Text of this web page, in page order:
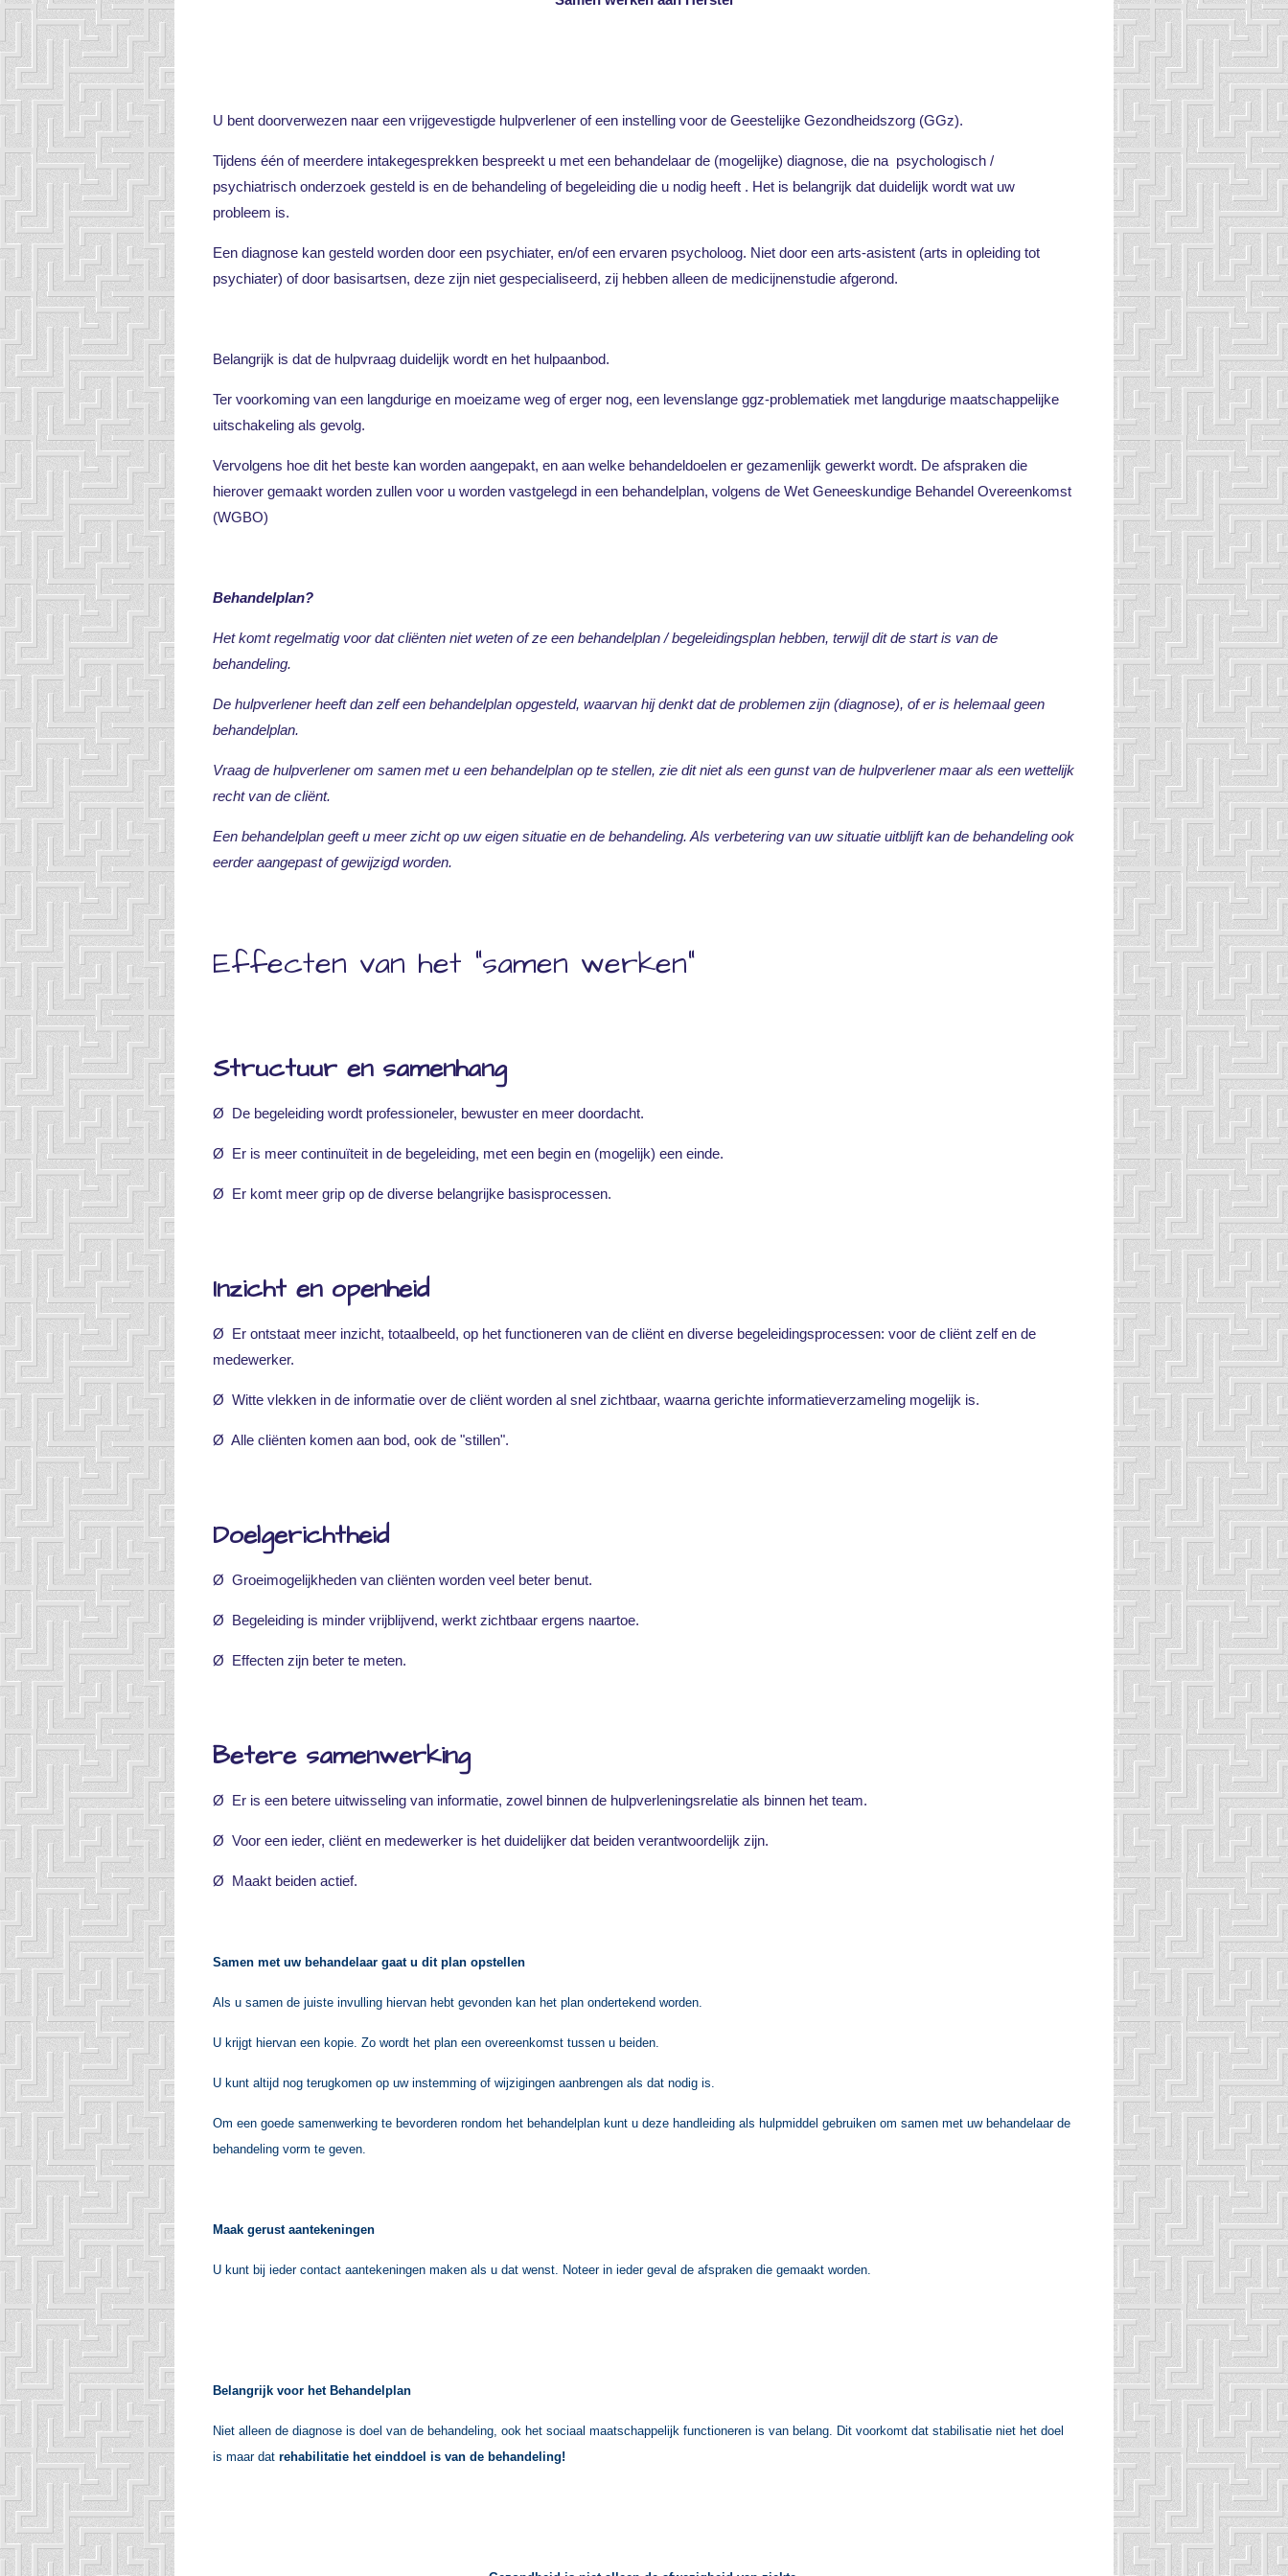
U bent doorverwezen naar een vrijgevestigde hulpverlener of een instelling voor de Geestelijke Gezondheidszorg (GGz).
Tijdens één of meerdere intakegesprekken bespreekt u met een behandelaar de (mogelijke) diagnose, die na psychologisch /
psychiatrisch onderzoek gesteld is en de behandeling of begeleiding die u nodig heeft . Het is belangrijk dat duidelijk wordt wat uw
probleem is.
Een diagnose kan gesteld worden door een psychiater, en/of een ervaren psycholoog. Niet door een arts-asistent (arts in opleiding tot
psychiater) of door basisartsen, deze zijn niet gespecialiseerd, zij hebben alleen de medicijnenstudie afgerond.
Belangrijk is dat de hulpvraag duidelijk wordt en het hulpaanbod.
Ter voorkoming van een langdurige en moeizame weg of erger nog, een levenslange ggz-problematiek met langdurige maatschappelijke
uitschakeling als gevolg.
Vervolgens hoe dit het beste kan worden aangepakt, en aan welke behandeldoelen er gezamenlijk gewerkt wordt. De afspraken die
hierover gemaakt worden zullen voor u worden vastgelegd in een behandelplan, volgens de Wet Geneeskundige Behandel Overeenkomst
(WGBO)
Behandelplan?
Het komt regelmatig voor dat cliënten niet weten of ze een behandelplan / begeleidingsplan hebben, terwijl dit de start is van de
behandeling.
De hulpverlener heeft dan zelf een behandelplan opgesteld, waarvan hij denkt dat de problemen zijn (diagnose), of er is helemaal geen
behandelplan.
Vraag de hulpverlener om samen met u een behandelplan op te stellen, zie dit niet als een gunst van de hulpverlener maar als een wettelijk
recht van de cliënt.
Een behandelplan geeft u meer zicht op uw eigen situatie en de behandeling. Als verbetering van uw situatie uitblijft kan de behandeling ook
eerder aangepast of gewijzigd worden.
Effecten van het "samen werken"
Structuur en samenhang
Ø De begeleiding wordt professioneler, bewuster en meer doordacht.
Ø Er is meer continuïteit in de begeleiding, met een begin en (mogelijk) een einde.
Ø Er komt meer grip op de diverse belangrijke basisprocessen.
Inzicht en openheid
Ø Er ontstaat meer inzicht, totaalbeeld, op het functioneren van de cliënt en diverse begeleidingsprocessen: voor de cliënt zelf en de
medewerker.
Ø Witte vlekken in de informatie over de cliënt worden al snel zichtbaar, waarna gerichte informatieverzameling mogelijk is.
Ø Alle cliënten komen aan bod, ook de "stillen".
Doelgerichtheid
Ø Groeimogelijkheden van cliënten worden veel beter benut.
Ø Begeleiding is minder vrijblijvend, werkt zichtbaar ergens naartoe.
Ø Effecten zijn beter te meten.
Betere samenwerking
Ø Er is een betere uitwisseling van informatie, zowel binnen de hulpverleningsrelatie als binnen het team.
Ø Voor een ieder, cliënt en medewerker is het duidelijker dat beiden verantwoordelijk zijn.
Ø Maakt beiden actief.
Samen met uw behandelaar gaat u dit plan opstellen
Als u samen de juiste invulling hiervan hebt gevonden kan het plan ondertekend worden.
U krijgt hiervan een kopie. Zo wordt het plan een overeenkomst tussen u beiden.
U kunt altijd nog terugkomen op uw instemming of wijzigingen aanbrengen als dat nodig is.
Om een goede samenwerking te bevorderen rondom het behandelplan kunt u deze handleiding als hulpmiddel gebruiken om samen met uw behandelaar de
behandeling vorm te geven.
Maak gerust aantekeningen
U kunt bij ieder contact aantekeningen maken als u dat wenst. Noteer in ieder geval de afspraken die gemaakt worden.
Belangrijk voor het Behandelplan
Niet alleen de diagnose is doel van de behandeling, ook het sociaal maatschappelijk functioneren is van belang. Dit voorkomt dat stabilisatie niet het doel
is maar dat rehabilitatie het einddoel is van de behandeling!